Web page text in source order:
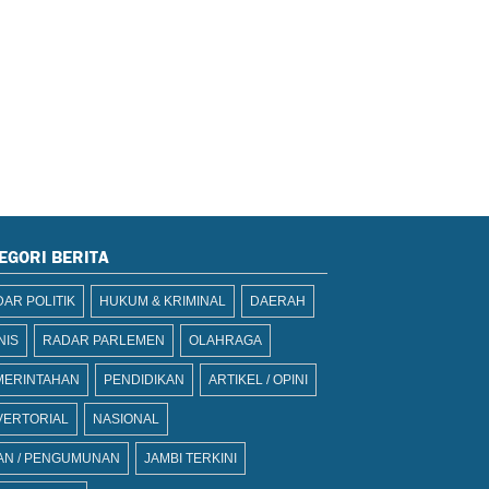
BERITA
POLITIK HUKUM & KRIMINAL DAERAH
RADAR PARLEMEN OLAHRAGA
PENDIDIKAN ARTIKEL / OPINI
NASIONAL
/ PENGUMUNAN JAMBI TERKINI